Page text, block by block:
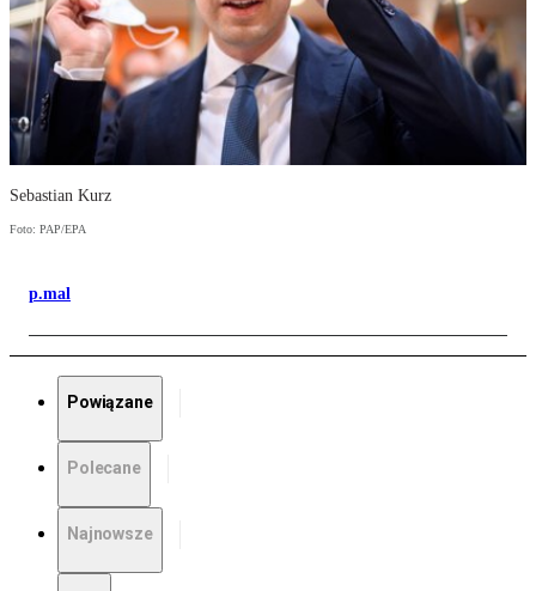
Sebastian Kurz
Foto: PAP/EPA
p.mal
Powiązane
Polecane
Najnowsze